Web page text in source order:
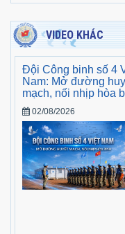
VIDEO KHÁC
Đội Công binh số 4
Nam: Mở đường
mạch, nối nhịp hòa
02/08/2026